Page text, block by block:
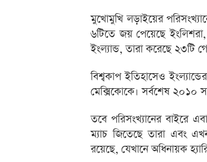
মুখোমুখি লড়াইয়ের
৬টিতে জয় পেয়েছে
ইংল্যান্ড, তারা করেছে
বিশ্বকাপ ইতিহাসেও
মেক্সিকোকে। সর্বশেষ ২০১০
তবে পরিসংখ্যানের বাইরে
ম্যাচ জিতেছে তারা এবং
রয়েছে, যেখানে অধিনায়ক